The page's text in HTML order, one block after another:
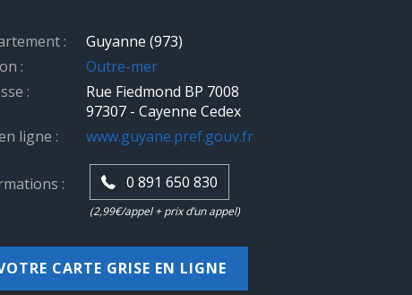
:
Guyanne (973)
:
Outre-mer
:
Rue Fiedmond BP 7008
97307 - Cayenne Cedex
ligne :
www.guyane.pref.gouv.fr
: 0 891 650 830
(2,99€/appel + prix d’un appel)
CARTE GRISE EN LIGNE